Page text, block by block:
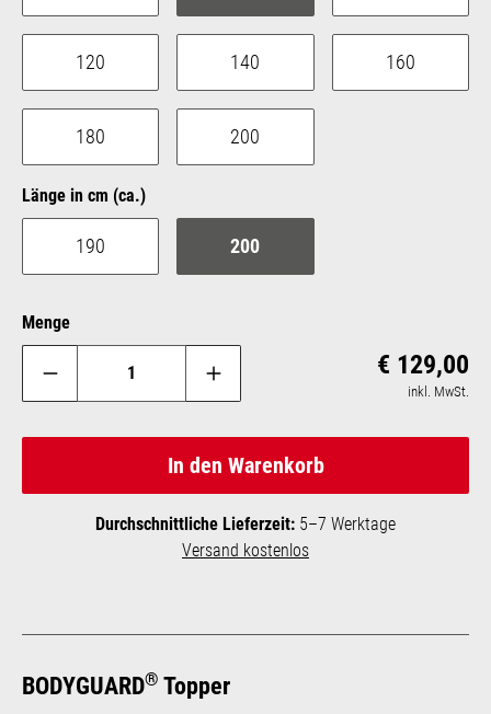
BODYGUARD® Topper
120 140 160
180 200
Länge in cm (ca.)auswählen
190 200
Menge
€ 129,00
inkl. MwSt.
In den Warenkorb
Durchschnittliche Lieferzeit: 5–7 Werktage
Versand kostenlos